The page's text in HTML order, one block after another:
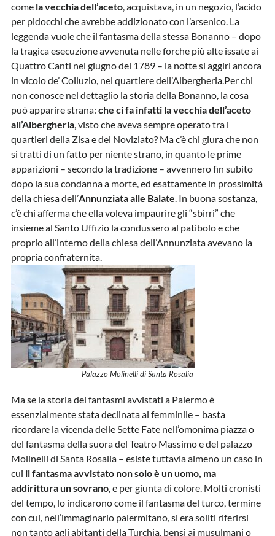
comela vecchia dell’aceto, acquistava, in un negozio, l’acido
per pidocchi che avrebbe addizionato con l’arsenico. La
leggenda vuole che il fantasma della stessa Bonanno – dopo
la tragica esecuzione avvenuta nelle forche più alte issate ai
Quattro Canti nel giugno del 1789 – la notte si aggiri ancora
in vicolo de’ Colluzio, nel quartiere dell’Albergheria.Per chi
non conosce nel dettaglio la storia della Bonanno, la cosa
può apparire strana: che ci fa infatti la vecchia dell’aceto
all’Albergheria, visto che aveva sempre operato tra i
quartieri della Zisa e del Noviziato? Ma c’è chi giura che non
si tratti di un fatto per niente strano, in quanto le prime
apparizioni – secondo la tradizione – avvennero fin subito
dopo la sua condanna a morte, ed esattamente in prossimità
della chiesa dell’Annunziata alle Balate. In buona sostanza,
c’è chi afferma che ella voleva impaurire gli “sbirri” che
insieme al Santo Uffizio la condussero al patibolo e che
proprio all’interno della chiesa dell’Annunziata avevano la
propria confraternita.
Palazzo Molinelli di Santa Rosalia
Ma se la storia dei fantasmi avvistati a Palermo è
essenzialmente stata declinata al femminile – basta
ricordare la vicenda delle Sette Fate nell’omonima piazza o
del fantasma della suora del Teatro Massimo e del palazzo
Molinelli di Santa Rosalia – esiste tuttavia almeno un caso in
cui il fantasma avvistato non solo è un uomo, ma
addirittura un sovrano, e per giunta di colore. Molti cronisti
del tempo, lo indicarono come il fantasma del turco, termine
con cui, nell’immaginario palermitano, si era soliti riferirsi
non tanto agli abitanti della Turchia, bensì ai musulmani o